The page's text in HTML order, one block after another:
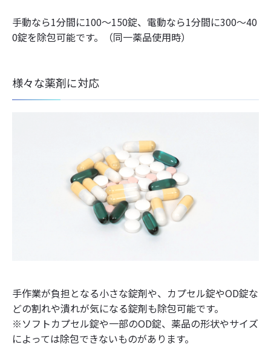
手動なら1分間に100～150錠、電動なら1分間に300～40
0錠を除包可能です。（同一薬品使用時）
様々な薬剤に対応
手作業が負担となる小さな錠剤や、カプセル錠やOD錠な
どの割れや潰れが気になる錠剤も除包可能です。
※ソフトカプセル錠や一部のOD錠、薬品の形状やサイズ
によっては除包できないものがあります。